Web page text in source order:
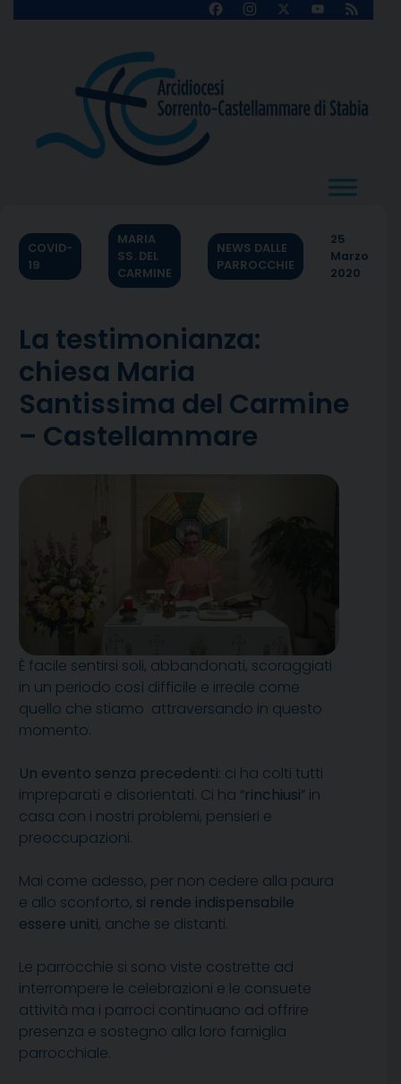
FacebookInstagram
X
YouTube
Feed
COVID-
19
MARIA
SS. DEL
CARMINE
NEWS DALLE
PARROCCHIE
25
Marzo
2020
La testimonianza:
chiesa Maria
Santissima del Carmine
– Castellammare
È facile sentirsi soli, abbandonati, scoraggiati
in un periodo così difficile e irreale come
quello che stiamo attraversando in questo
momento.
Un evento senza precedenti: ci ha colti tutti
impreparati e disorientati. Ci ha “rinchiusi” in
casa con i nostri problemi, pensieri e
preoccupazioni.
Mai come adesso, per non cedere alla paura
e allo sconforto, si rende indispensabile
essere uniti, anche se distanti.
Le parrocchie si sono viste costrette ad
interrompere le celebrazioni e le consuete
attività ma i parroci continuano ad offrire
presenza e sostegno alla loro famiglia
parrocchiale.